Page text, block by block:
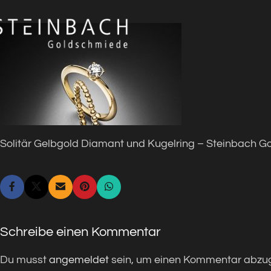
Solitär Gelbgold Diamant und Kugelring – Steinbach
Schreibe einen Kommentar
Du musst angemeldet sein, um einen Kommentar